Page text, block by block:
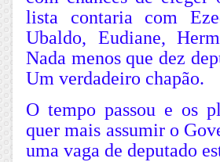
lista contaria com
Ubaldo, Eudiane,
Nada menos que dez
Um verdadeiro chapão.
O tempo passou e os
quer mais assumir o
uma vaga de deputado